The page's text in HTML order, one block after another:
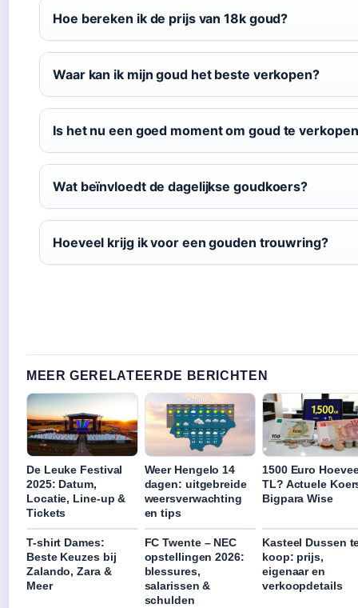
Hoe bereken ik de prijs van 18k goud?
Waar kan ik mijn goud het beste verkopen?
Is het nu een goed moment om goud te
Wat beïnvloedt de dagelijkse goudkoers?
Hoeveel krijg ik voor een gouden trouwring?
MEER GERELATEERDE BERICHTEN
De Leuke Festival
2025: Datum,
Locatie, Line-up &
Tickets
Weer Hengelo 14
dagen: uitgebreide
weersverwachting
en tips
1500 Euro
TL? Actuele
Bigpara Wise
T-shirt Dames:
Beste Keuzes bij
Zalando, Zara &
Meer
FC Twente – NEC
opstellingen 2026:
blessures,
salarissen &
schulden
Kasteel Dussen
koop: prijs,
eigenaar en
verkoopdetails